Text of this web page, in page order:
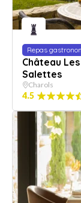
Repas
Château
Salettes
Charols
4.5